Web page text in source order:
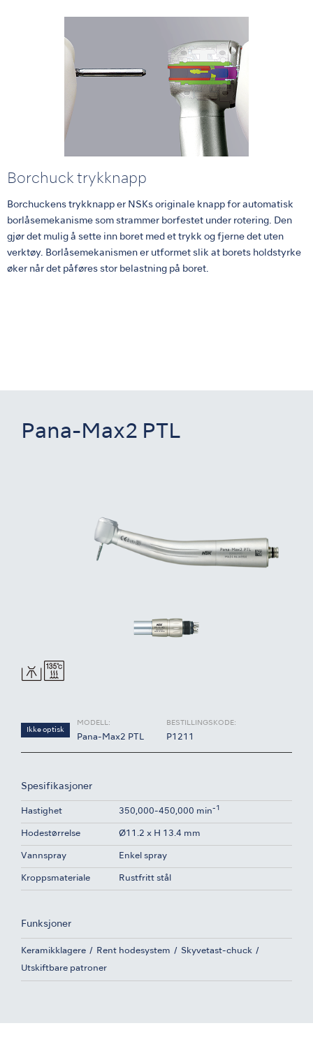
Borchuck trykknapp
Borchuckens trykknapp er NSKs originale knapp for automatisk
borlåsemekanisme som strammer borfestet under rotering. Den
gjør det mulig å sette inn boret med et trykk og fjerne det uten
verktøy. Borlåsemekanismen er utformet slik at borets holdstyrke
øker når det påføres stor belastning på boret.
Pana-Max2 PTL
Ikke optisk
MODELL:
Pana-Max2 PTL
BESTILLINGSKODE:
P1211
Spesifikasjoner
Hastighet 350,000-450,000 min-1
Hodestørrelse Ø11.2 x H 13.4 mm
Vannspray Enkel spray
Kroppsmateriale Rustfritt stål
Funksjoner
Keramikklagere Rent hodesystem Skyvetast-chuck
Utskiftbare patroner